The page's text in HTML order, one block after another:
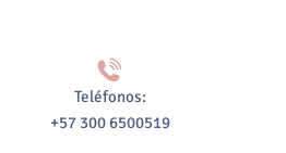
Teléfonos:
+57 300 6500519